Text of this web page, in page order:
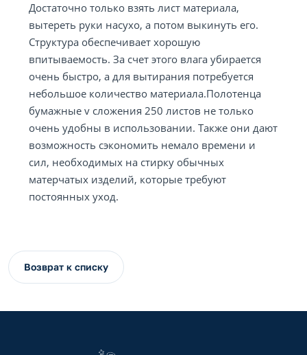
Достаточно только взять лист материала,
вытереть руки насухо, а потом выкинуть его.
Структура обеспечивает хорошую
впитываемость. За счет этого влага убирается
очень быстро, а для вытирания потребуется
небольшое количество материала.Полотенца
бумажные v сложения 250 листов не только
очень удобны в использовании. Также они дают
возможность сэкономить немало времени и
сил, необходимых на стирку обычных
матерчатых изделий, которые требуют
постоянных уход.
Возврат к списку